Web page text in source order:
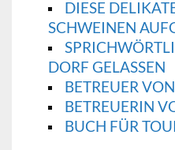
DIESE
SCHWEINEN
DORF GELASSEN
BETREUER
BETREUERIN
BUCH FÜR